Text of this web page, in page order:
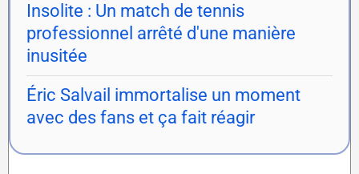
Insolite : Un match de tennis
professionnel arrêté d'une manière
inusitée
Éric Salvail immortalise un moment
avec des fans et ça fait réagir